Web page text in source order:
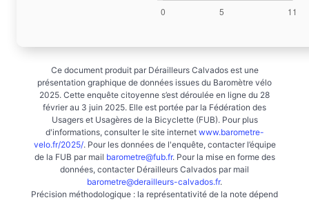
Ce document produit par Dérailleurs Calvados est une
présentation graphique de données issues du Baromètre vélo
2025. Cette enquête citoyenne s’est déroulée en ligne du 28
février au 3 juin 2025. Elle est portée par la Fédération des
Usagers et Usagères de la Bicyclette (FUB). Pour plus
d'informations, consulter le site internet www.barometre-
velo.fr/2025/. Pour les données de l'enquête, contacter l’équipe
de la FUB par mail barometre@fub.fr. Pour la mise en forme des
données, contacter Dérailleurs Calvados par mail
barometre@derailleurs-calvados.fr.
Précision méthodologique : la représentativité de la note dépend